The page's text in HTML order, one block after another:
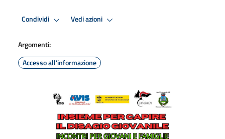
Condividi Vedi azioni
Argomenti:
Accesso all'informazione